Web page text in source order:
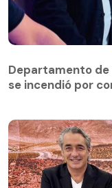
Departamento
se incendió por